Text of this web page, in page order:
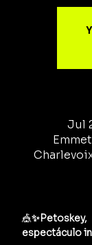
Jul
🎪✨Petoskey,
espectáculo